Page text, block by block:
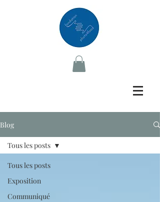
Blog
Tous les posts
Exposition
Communiqué
Tous les posts